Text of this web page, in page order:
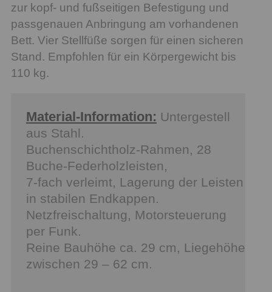
zur kopf- und fußseitigen Befestigung und
passgenauen Anbringung am vorhandenen
Bett. Vier Stellfüße sorgen für einen sicheren
Stand. Empfohlen für ein Körpergewicht bis
110 kg.
Material-Information: Untergestell
aus Stahl.
Buchenschichtholz-Rahmen, 28
Buche-Federholzleisten,
7-fach verleimt, Lagerung der Leisten
in stabilen Endkappen.
Netzfreischaltung, Motorsteuerung
per Funk.
Reine Bauhöhe ca. 29 cm, Liegehöhe
zwischen 29 – 62 cm.